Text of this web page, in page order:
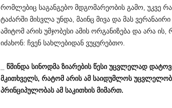
რომლებიც საგანგებო მდგომარეობის გამო, უკვე
ტაძარში მისვლა უნდა, მაინც მივა და მას
ამიტომ არის უმჯობესი ამის ორგანიზება და არა
იძახონ: ჩვენ სახლებიდან ვუყურებთო.
წმინდა სინოდმა ზიარების წესი უცვლელად
მკითხველს, რატომ არის ამ საიდუმლოს
პრინციპულობას ამ საკითხის მიმართ.